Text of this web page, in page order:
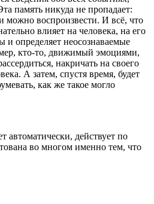
память никуда не пропадает:
можно воспроизвести. И всё, что
влияет на человека, на его
определяет неосознаваемые
кто-то, движимый эмоциями,
накричать на своего
А затем, спустя время, будет
как же такое могло
автоматически, действует по
во многом именно тем, что